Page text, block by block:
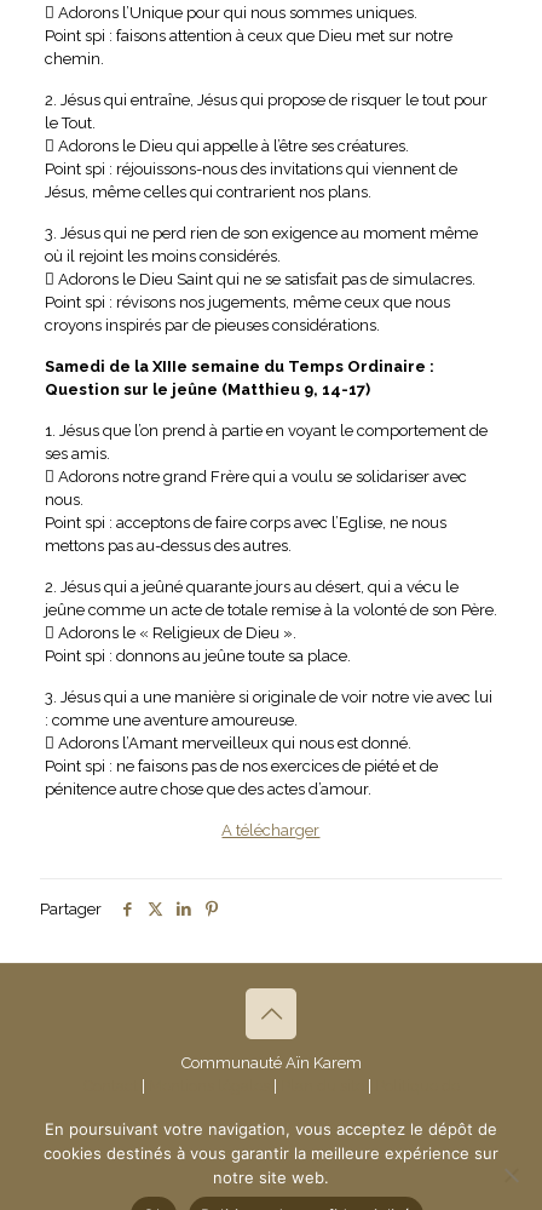
 Adorons l’Unique pour qui nous sommes uniques.
Point spi : faisons attention à ceux que Dieu met sur notre
chemin.
2. Jésus qui entraîne, Jésus qui propose de risquer le tout pour
le Tout.
 Adorons le Dieu qui appelle à l’être ses créatures.
Point spi : réjouissons-nous des invitations qui viennent de
Jésus, même celles qui contrarient nos plans.
3. Jésus qui ne perd rien de son exigence au moment même
où il rejoint les moins considérés.
 Adorons le Dieu Saint qui ne se satisfait pas de simulacres.
Point spi : révisons nos jugements, même ceux que nous
croyons inspirés par de pieuses considérations.
Samedi de la XIIIe semaine du Temps Ordinaire :
Question sur le jeûne (Matthieu 9, 14-17)
1. Jésus que l’on prend à partie en voyant le comportement de
ses amis.
 Adorons notre grand Frère qui a voulu se solidariser avec
nous.
Point spi : acceptons de faire corps avec l’Eglise, ne nous
mettons pas au-dessus des autres.
2. Jésus qui a jeûné quarante jours au désert, qui a vécu le
jeûne comme un acte de totale remise à la volonté de son Père.
 Adorons le « Religieux de Dieu ».
Point spi : donnons au jeûne toute sa place.
3. Jésus qui a une manière si originale de voir notre vie avec lui
: comme une aventure amoureuse.
 Adorons l’Amant merveilleux qui nous est donné.
Point spi : ne faisons pas de nos exercices de piété et de
pénitence autre chose que des actes d’amour.
A télécharger
Partager
Communauté Aïn Karem
Création du site :www.ndsi.fr
En poursuivant votre navigation, vous acceptez le dépôt de
cookies destinés à vous garantir la meilleure expérience sur
notre site web.